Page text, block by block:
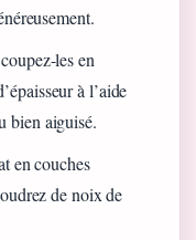
les en
à l’aide
bien aiguisé.
en couches
de noix de